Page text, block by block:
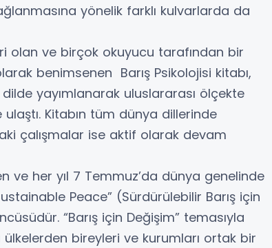
yönelik farklı kulvarlarda da
olan ve birçok okuyucu tarafından bir
benimsenen Barış Psikolojisi kitabı,
yayımlanarak uluslararası ölçekte
Kitabın tüm dünya dillerinde
çalışmalar ise aktif olarak devam
ve her yıl 7 Temmuz’da dünya genelinde
Peace” (Sürdürülebilir Barış için
“Barış için Değişim” temasıyla
bireyleri ve kurumları ortak bir